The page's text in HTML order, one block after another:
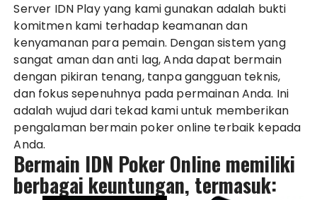
Server IDN Playyang kami gunakan adalah bukti
komitmen kami terhadap keamanan dan
kenyamanan para pemain. Dengan sistem yang
sangat aman dan anti lag, Anda dapat bermain
dengan pikiran tenang, tanpa gangguan teknis,
dan fokus sepenuhnya pada permainan Anda. Ini
adalah wujud dari tekad kami untuk memberikan
pengalaman bermain poker online terbaik kepada
Anda.
Bermain IDN Poker Online memiliki
berbagai keuntungan, termasuk: